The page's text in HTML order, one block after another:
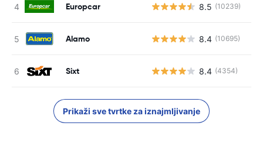
Europcar 8.5 (10239)
Alamo 8.4 (10695)
Sixt 8.4 (4354)
Prikaži sve tvrtke za iznajmljivanje